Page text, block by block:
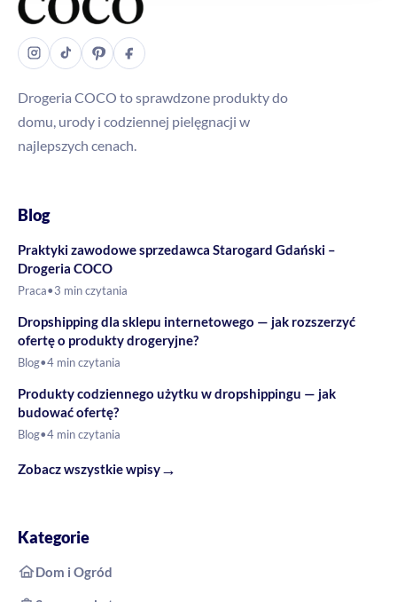
Drogeria COCO to sprawdzone produkty do
domu, urody i codziennej pielęgnacji w
najlepszych cenach.
Blog
Praktyki zawodowe sprzedawca Starogard Gdański –
Drogeria COCO
Praca•3 min czytania
Dropshipping dla sklepu internetowego — jak rozszerzyć
ofertę o produkty drogeryjne?
Blog•4 min czytania
Produkty codziennego użytku w dropshippingu — jak
budować ofertę?
Blog•4 min czytania
Zobacz wszystkie wpisy→
Kategorie
Dom i Ogród